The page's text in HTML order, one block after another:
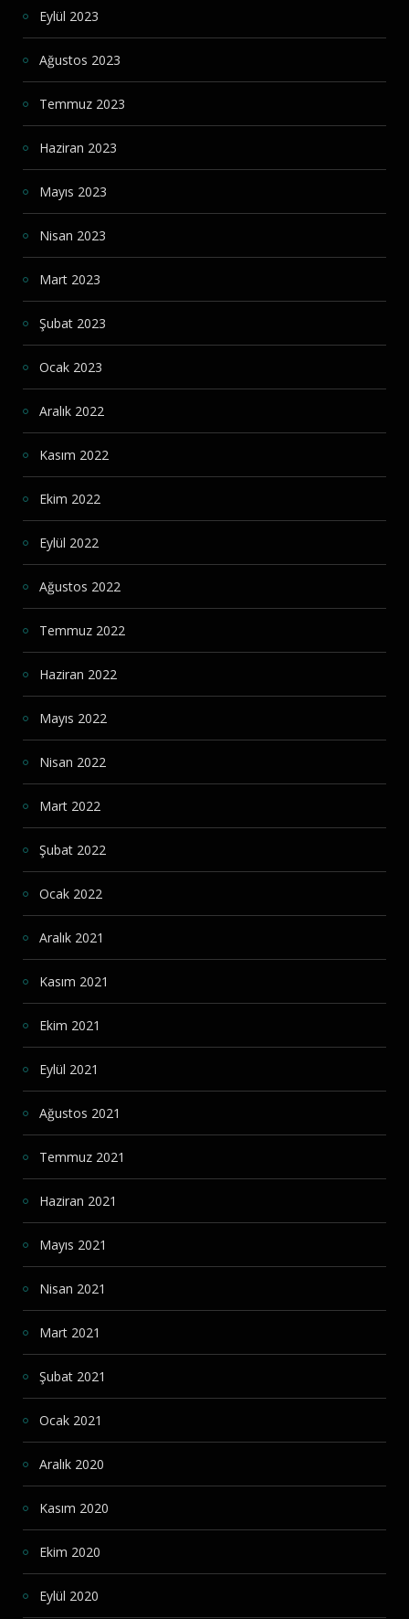
Eylül 2023
Ağustos 2023
Temmuz 2023
Haziran 2023
Mayıs 2023
Nisan 2023
Mart 2023
Şubat 2023
Ocak 2023
Aralık 2022
Kasım 2022
Ekim 2022
Eylül 2022
Ağustos 2022
Temmuz 2022
Haziran 2022
Mayıs 2022
Nisan 2022
Mart 2022
Şubat 2022
Ocak 2022
Aralık 2021
Kasım 2021
Ekim 2021
Eylül 2021
Ağustos 2021
Temmuz 2021
Haziran 2021
Mayıs 2021
Nisan 2021
Mart 2021
Şubat 2021
Ocak 2021
Aralık 2020
Kasım 2020
Ekim 2020
Eylül 2020